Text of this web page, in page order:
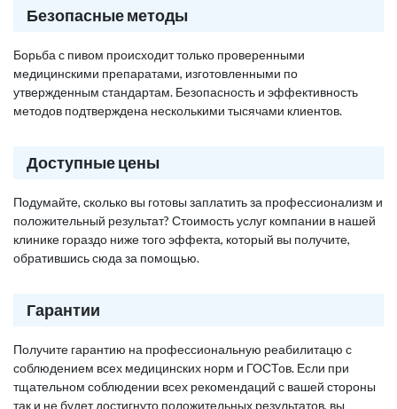
Безопасные методы
Борьба с пивом происходит только проверенными
медицинскими препаратами, изготовленными по
утвержденным стандартам. Безопасность и эффективность
методов подтверждена несколькими тысячами клиентов.
Доступные цены
Подумайте, сколько вы готовы заплатить за профессионализм и
положительный результат? Стоимость услуг компании в нашей
клинике гораздо ниже того эффекта, который вы получите,
обратившись сюда за помощью.
Гарантии
Получите гарантию на профессиональную реабилитацю с
соблюдением всех медицинских норм и ГОСТов. Если при
тщательном соблюдении всех рекомендаций с вашей стороны
так и не будет достигнуто положительных результатов, вы